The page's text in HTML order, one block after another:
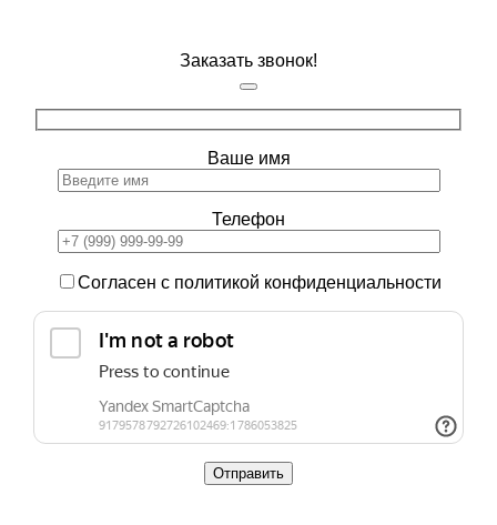
Заказать звонок!
Ваше имя
Телефон
Согласен с политикой конфиденциальности